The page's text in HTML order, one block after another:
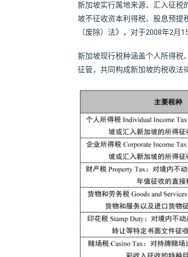
新加坡实行属地来源、汇入征税
坡不征收资本利得税、股息预提
（废除）法》，对于2008年2月
新加坡现行税种涵盖个人所得税
征管，共同构成新加坡的税收法